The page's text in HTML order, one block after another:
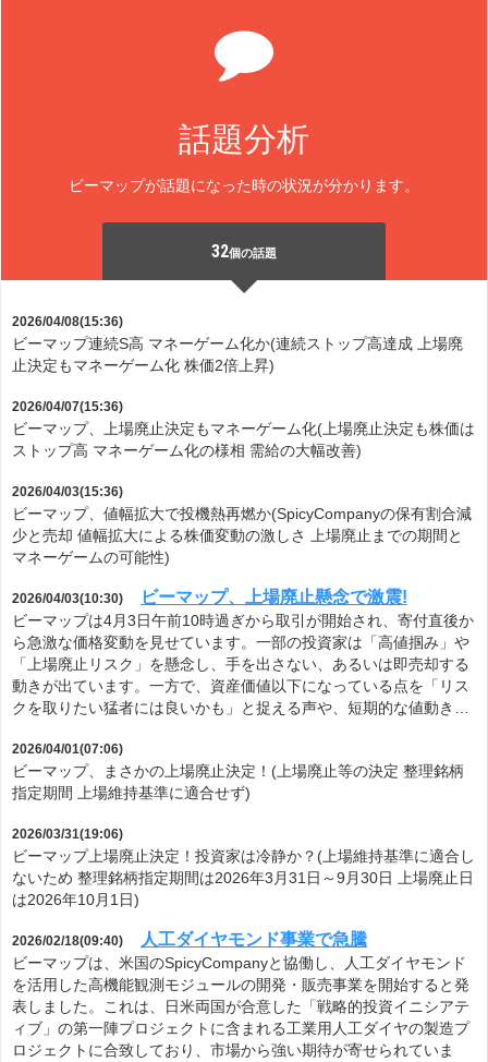
話題分析
ビーマップが話題になった時の状況が分かります。
32個の話題
2026/04/08(15:36)
ビーマップ連続S高 マネーゲーム化か(連続ストップ高達成 上場廃
止決定もマネーゲーム化 株価2倍上昇)
2026/04/07(15:36)
ビーマップ、上場廃止決定もマネーゲーム化(上場廃止決定も株価は
ストップ高 マネーゲーム化の様相 需給の大幅改善)
2026/04/03(15:36)
ビーマップ、値幅拡大で投機熱再燃か(SpicyCompanyの保有割合減
少と売却 値幅拡大による株価変動の激しさ 上場廃止までの期間と
マネーゲームの可能性)
2026/04/03(10:30) ビーマップ、上場廃止懸念で激震!
ビーマップは4月3日午前10時過ぎから取引が開始され、寄付直後か
ら急激な価格変動を見せています。一部の投資家は「高値掴み」や
「上場廃止リスク」を懸念し、手を出さない、あるいは即売却する
動きが出ています。一方で、資産価値以下になっている点を「リス
クを取りたい猛者には良いかも」と捉える声や、短期的な値動き…
2026/04/01(07:06)
ビーマップ、まさかの上場廃止決定！(上場廃止等の決定 整理銘柄
指定期間 上場維持基準に適合せず)
2026/03/31(19:06)
ビーマップ上場廃止決定！投資家は冷静か？(上場維持基準に適合し
ないため 整理銘柄指定期間は2026年3月31日～9月30日 上場廃止日
は2026年10月1日)
2026/02/18(09:40) 人工ダイヤモンド事業で急騰
ビーマップは、米国のSpicyCompanyと協働し、人工ダイヤモンド
を活用した高機能観測モジュールの開発・販売事業を開始すると発
表しました。これは、日米両国が合意した「戦略的投資イニシアテ
ィブ」の第一陣プロジェクトに含まれる工業用人工ダイヤの製造プ
ロジェクトに合致しており、市場から強い期待が寄せられていま